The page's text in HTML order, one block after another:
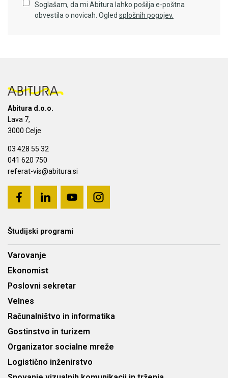
Soglašam, da mi Abitura lahko pošilja e-poštna
obvestila o novicah. Ogled splošnih pogojev.
Abitura d.o.o.
Lava 7,
3000 Celje
03 428 55 32
041 620 750
referat-vis@abitura.si
Študijski programi
Varovanje
Ekonomist
Poslovni sekretar
Velnes
Računalništvo in informatika
Gostinstvo in turizem
Organizator socialne mreže
Logistično inženirstvo